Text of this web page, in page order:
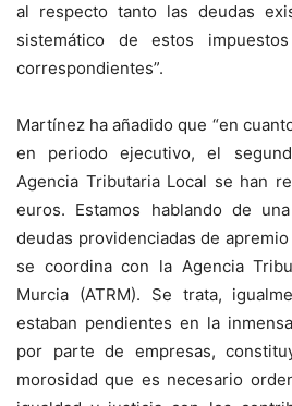
al respecto tanto las deudas
sistemático de estos
correspondientes”.
Martínez ha añadido que “en
en periodo ejecutivo, el
Agencia Tributaria Local se han
euros. Estamos hablando de
deudas providenciadas de
se coordina con la Agencia
Murcia (ATRM). Se trata,
estaban pendientes en la
por parte de empresas,
morosidad que es necesario